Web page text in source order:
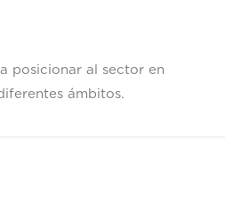
posicionar al sector en
ámbitos.